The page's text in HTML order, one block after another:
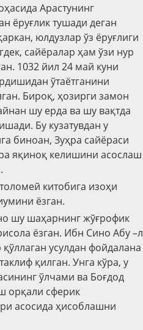
Арастунинг
ёруғлик тушади деган
юлдузлар ўз ёруғлиги
сайёралар ҳам ўзи нур
1032 йил 24 май куни
ўтаётганини
Бироқ, ҳозирги замон
шу ерда ва шу вақтда
Бу кузатувдан у
биноан, Зуҳра сайёраси
яқиноқ келишини асослаш
китобига изоҳи
ёзган.
шу шаҳарнинг жўғрофик
ёзган. Ибн Сино Абу –л
усулдан фойдалана
қилган. Унга кўра, у
ўлчами ва Боғдод
орқали сферик
асосида ҳисоблашни